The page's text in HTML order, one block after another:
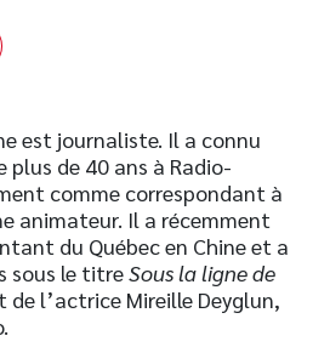
est journaliste. Il a connu
plus de 40 ans à Radio-
comme correspondant à
animateur. Il a récemment
du Québec en Chine et a
sous le titreSous la ligne de
de l’actrice Mireille Deyglun,